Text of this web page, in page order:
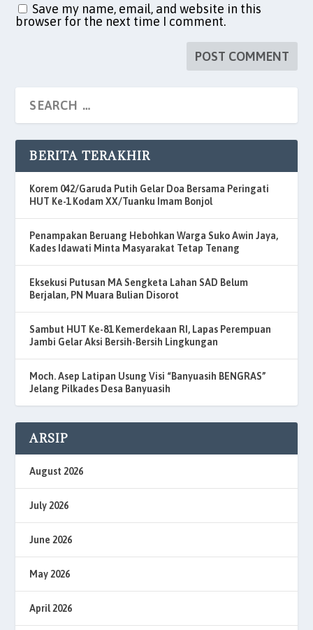
Save my name, email, and website in this
browser for the next time I comment.
BERITA TERAKHIR
Korem 042/Garuda Putih Gelar Doa Bersama Peringati
HUT Ke-1 Kodam XX/Tuanku Imam Bonjol
Penampakan Beruang Hebohkan Warga Suko Awin Jaya,
Kades Idawati Minta Masyarakat Tetap Tenang
Eksekusi Putusan MA Sengketa Lahan SAD Belum
Berjalan, PN Muara Bulian Disorot
Sambut HUT Ke-81 Kemerdekaan RI, Lapas Perempuan
Jambi Gelar Aksi Bersih-Bersih Lingkungan
Moch. Asep Latipan Usung Visi “Banyuasih BENGRAS”
Jelang Pilkades Desa Banyuasih
ARSIP
August 2026
July 2026
June 2026
May 2026
April 2026